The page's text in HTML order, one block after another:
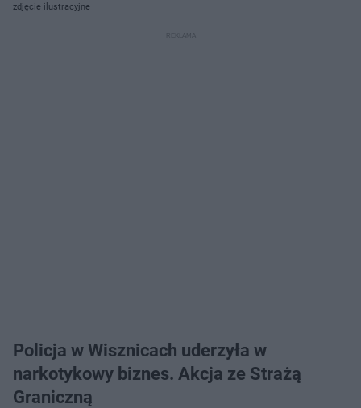
zdjęcie ilustracyjne
Policja w Wisznicach uderzyła w
narkotykowy biznes. Akcja ze Strażą
Graniczną